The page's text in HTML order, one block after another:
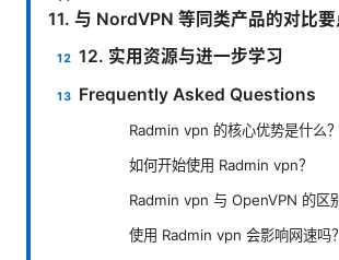
11. 与 NordVPN 等同类产品的对比要
12. 实用资源与进一步学习
Frequently Asked Questions
Radmin vpn 的核心优势是什么？
如何开始使用 Radmin vpn？
Radmin vpn 与 OpenVPN 的区
使用 Radmin vpn 会影响网速吗？